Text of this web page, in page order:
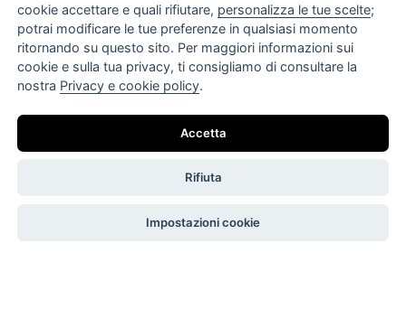
Home
Azienda
Attività e Progetti
Gallery
Organigramma
Codice etico
Modello 231
Contatti
cookie accettare e quali rifiutare, personalizza le tue scelte;
potrai modificare le tue preferenze in qualsiasi momento
ritornando su questo sito. Per maggiori informazioni sui
cookie e sulla tua privacy, ti consigliamo di consultare la
nostra Privacy e cookie policy.
Accetta
Rifiuta
Impostazioni cookie